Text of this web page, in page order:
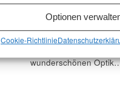
Optionen
Cookie-Richtlinie
ich glaube jetzt wird`s
bleibe lieber mal bei
Nun die TTP 2000 ist
Serie und besticht
wunderschönen